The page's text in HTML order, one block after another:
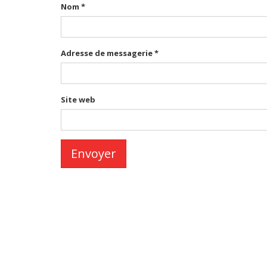
Nom *
Adresse de messagerie*
Site web
Envoyer